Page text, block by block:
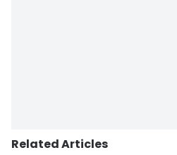
Related Articles